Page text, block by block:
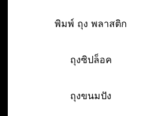
พิมพ์ ถุง พลาสติก
ถุงซิปล็อค
ถุงขนมปัง